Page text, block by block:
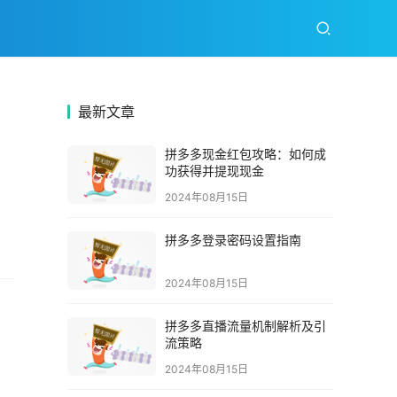
最新文章
拼多多现金红包攻略：如何成
功获得并提现现金
2024年08月15日
拼多多登录密码设置指南
2024年08月15日
拼多多直播流量机制解析及引
流策略
2024年08月15日